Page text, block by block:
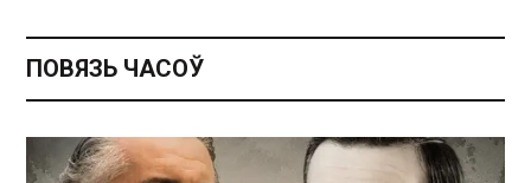
ПОВЯЗЬ ЧАСОЎ